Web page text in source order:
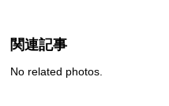
関連記事
No related photos.